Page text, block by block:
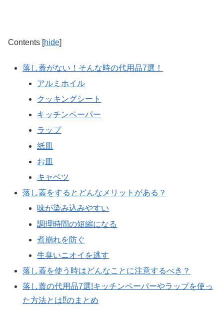
Contents [hide]
落し蓋がない！そんな時の代用品7選！
アルミホイル
クッキングシート
キッチンペーパー
ラップ
紙皿
お皿
キャベツ
落し蓋をするとどんなメリットがある？
味が染み込みやすい
調理時間の短縮になる
煮崩れを防ぐ
生臭いニオイを逃す
落し蓋を使う時はどんなことに注意するべき？
落し蓋の代用品7選!キッチンペーパーやラップを使っ
た方法とは⁉︎のまとめ